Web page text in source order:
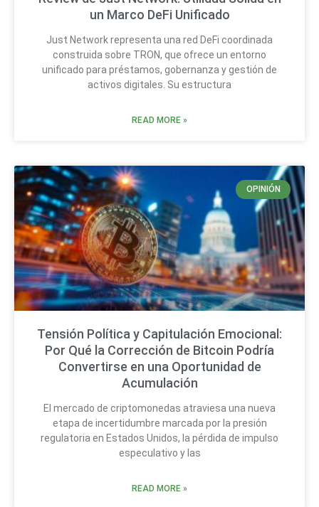
un Marco DeFi Unificado
Just Network representa una red DeFi coordinada
construida sobre TRON, que ofrece un entorno
unificado para préstamos, gobernanza y gestión de
activos digitales. Su estructura
READ MORE »
OPINIÓN
Tensión Política y Capitulación Emocional:
Por Qué la Corrección de Bitcoin Podría
Convertirse en una Oportunidad de
Acumulación
El mercado de criptomonedas atraviesa una nueva
etapa de incertidumbre marcada por la presión
regulatoria en Estados Unidos, la pérdida de impulso
especulativo y las
READ MORE »